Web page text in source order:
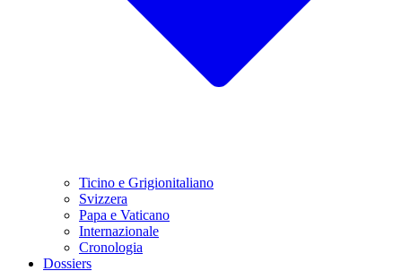
Ticino e Grigionitaliano
Svizzera
Papa e Vaticano
Internazionale
Cronologia
Dossiers